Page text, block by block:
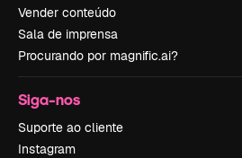
Vender conteúdo
Sala de imprensa
Procurando por magnific.ai?
Siga-nos
Suporte ao cliente
Instagram